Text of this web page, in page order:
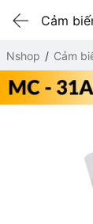
Cảm
Nshop Cảm